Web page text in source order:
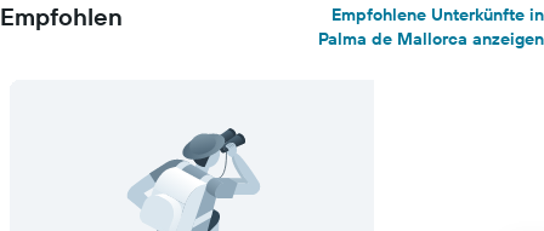
Empfohlen
Empfohlene Unterkünfte in
Palma de Mallorca anzeigen